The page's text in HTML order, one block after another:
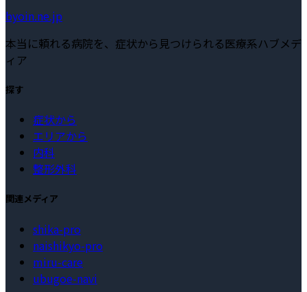
byoin.ne.jp
本当に頼れる病院を、症状から見つけられる医療系ハブメデ
ィア
探す
症状から
エリアから
内科
整形外科
関連メディア
shika-pro
naishikyo-pro
miru-care
ubugoe-navi